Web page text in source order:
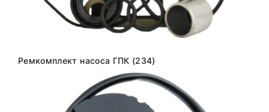
Ремкомплект насоса ГПК (234)